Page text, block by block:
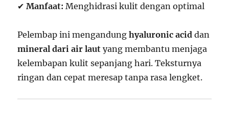
✔Manfaat: Menghidrasi kulit dengan optimal
Pelembap ini mengandunghyaluronic acid dan
mineral dari air laut yang membantu menjaga
kelembapan kulit sepanjang hari. Teksturnya
ringan dan cepat meresap tanpa rasa lengket.